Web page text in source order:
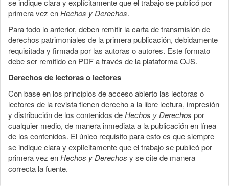
se indique clara y explícitamente que el trabajo se publicó por
primera vez enHechos y Derechos.
Para todo lo anterior, deben remitir la carta de transmisión de
derechos patrimoniales de la primera publicación, debidamente
requisitada y firmada por las autoras o autores. Este formato
debe ser remitido en PDF a través de la plataforma OJS.
Derechos de lectoras o lectores
Con base en los principios de acceso abierto las lectoras o
lectores de la revista tienen derecho a la libre lectura, impresión
y distribución de los contenidos deHechos y Derechos por
cualquier medio, de manera inmediata a la publicación en línea
de los contenidos. El único requisito para esto es que siempre
se indique clara y explícitamente que el trabajo se publicó por
primera vez enHechos y Derechos y se cite de manera
correcta la fuente.